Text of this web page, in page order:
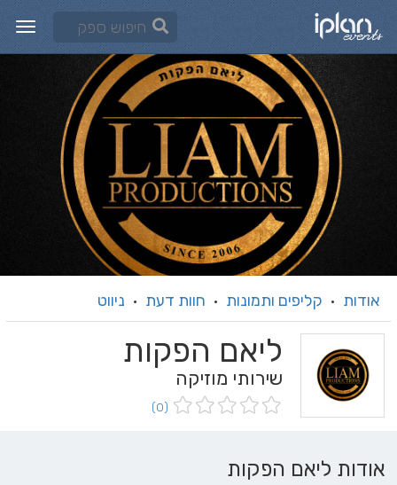
אודות · קליפים ותמונות · חוות דעת · ניווט
ליאם הפקות
שירותי מוזיקה
(0)
אודות ליאם הפקות